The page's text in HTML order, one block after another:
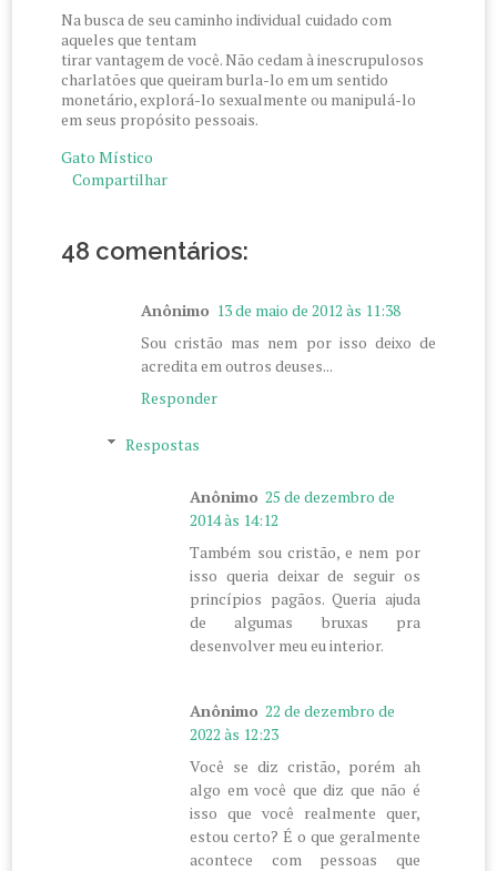
Na busca de seu caminho individual cuidado com
aqueles que tentam
tirar vantagem de você. Não cedam à inescrupulosos
charlatões que queiram burla-lo em um sentido
monetário, explorá-lo sexualmente ou manipulá-lo
em seus propósito pessoais.
Gato Místico
Compartilhar
48 comentários:
Anônimo 13 de maio de 2012 às 11:38
Sou cristão mas nem por isso deixo de
acredita em outros deuses...
Responder
Respostas
Anônimo 25 de dezembro de
2014 às 14:12
Também sou cristão, e nem por
isso queria deixar de seguir os
princípios pagãos. Queria ajuda
de algumas bruxas pra
desenvolver meu eu interior.
Anônimo 22 de dezembro de
2022 às 12:23
Você se diz cristão, porém ah
algo em você que diz que não é
isso que você realmente quer,
estou certo? É o que geralmente
acontece com pessoas que